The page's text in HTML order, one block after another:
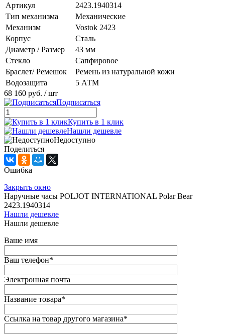
Артикул
2423.1940314
Тип механизма
Механические
Механизм
Vostok 2423
Корпус
Сталь
Диаметр / Размер
43 мм
Стекло
Сапфировое
Браслет/ Ремешок
Ремень из натуральной кожи
Водозащита
5 АТМ
68 160 руб. / шт
Подписаться
Купить в 1 клик
Нашли дешевле
Недоступно
Поделиться
Ошибка
Закрыть окно
Наручные часы POLJOT INTERNATIONAL Polar Bear
2423.1940314
Нашли дешевле
Нашли дешевле
Ваше имя
Ваш телефон*
Электронная почта
Название товара*
Ссылка на товар другого магазина*